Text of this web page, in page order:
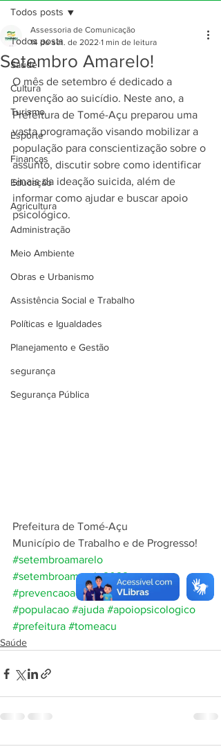
Todos posts
Saúde
Cultura
Turismo
Esporte
Finanças
Educação
Agricultura
Administração
Meio Ambiente
Obras e Urbanismo
Assistência Social e Trabalho
Políticas e Igualdades
Planejamento e Gestão
segurança
Segurança Pública
Todos posts
Setembro Amarelo!
Assessoria de Comunicação
14 de set. de 2022 1 min de leitura
O mês de setembro é dedicado a
prevenção ao suicídio. Neste ano, a
Prefeitura de Tomé-Açu preparou uma
vasta programação visando mobilizar a
população para conscientização sobre o
assunto, discutir sobre como identificar
sinais da ideação suicida, além de
informar como ajudar e buscar apoio
psicológico.
Prefeitura de Tomé-Açu
Município de Trabalho e de Progresso!
#setembroamarelo
#setembroamarelo2022
#prevencaoaosuicidio #Digaavida
#populacao #ajuda #apoiopsicologico
#prefeitura #tomeacu
Saúde